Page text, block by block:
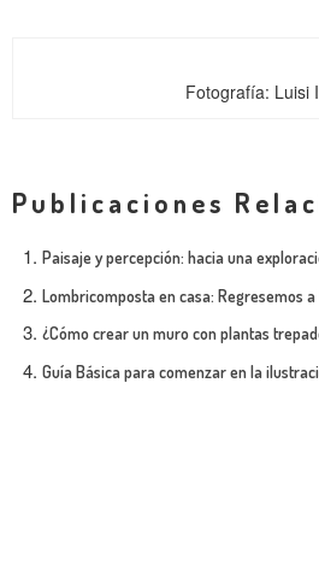
Fotografía: Luisi
Publicaciones
Paisaje y percepción: hacia una
Lombricomposta en casa: Regresemos
¿Cómo crear un muro con plantas
Guía Básica para comenzar en la